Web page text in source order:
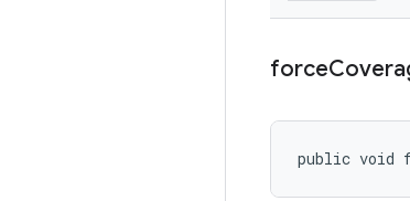
force
public void